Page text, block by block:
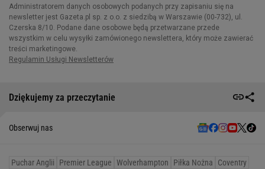
Dziękujemy za przeczytanie
Obserwuj nas
Puchar Anglii Premier League Wolverhampton Piłka Nożna Coventry